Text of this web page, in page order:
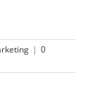
| 0